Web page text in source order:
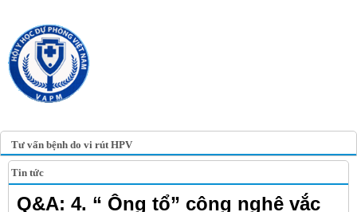
Tư vấn bệnh do vi rút HPV
Tin tức
Q&A: 4. “ Ông tổ” công nghệ vắc